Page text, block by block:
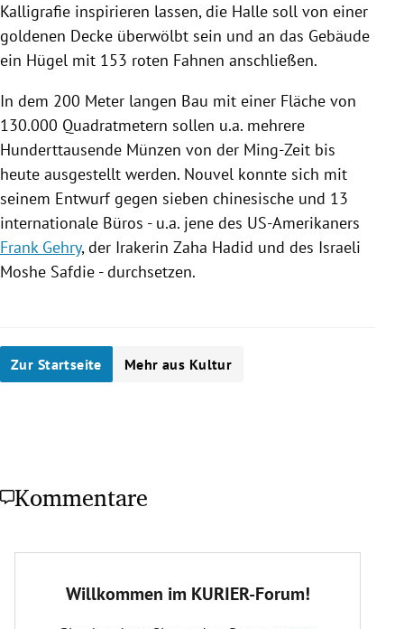
Kalligrafie inspirieren lassen, die Halle soll von einer
goldenen Decke überwölbt sein und an das Gebäude
ein Hügel mit 153 roten Fahnen anschließen.
In dem 200 Meter langen Bau mit einer Fläche von
130.000 Quadratmetern sollen u.a. mehrere
Hunderttausende Münzen von der Ming-Zeit bis
heute ausgestellt werden. Nouvel konnte sich mit
seinem Entwurf gegen sieben chinesische und 13
internationale Büros - u.a. jene des US-Amerikaners
Frank Gehry, der Irakerin Zaha Hadid und des Israeli
Moshe Safdie - durchsetzen.
Zur Startseite Mehr aus Kultur
Kommentare